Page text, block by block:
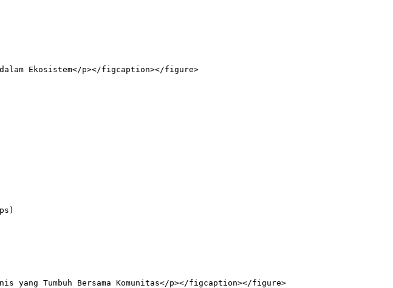
Ekosistem</p></figcaption></figure>
yang Tumbuh Bersama Komunitas</p></figcaption></figure>